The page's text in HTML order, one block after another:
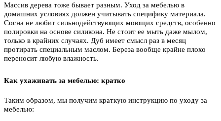
Массив дерева тоже бывает разным. Уход за мебелью в
домашних условиях должен учитывать специфику материала.
Сосна не любит сильнодействующих моющих средств, особенно
полировки на основе силикона. Не стоит ее мыть даже мылом,
только в крайних случаях. Дуб имеет смысл раз в месяц
протирать специальным маслом. Береза вообще крайне плохо
переносит любую влажность.
Как ухаживать за мебелью: кратко
Таким образом, мы получим краткую инструкцию по уходу за
мебелью: